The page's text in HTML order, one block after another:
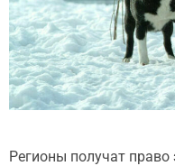
Регионы получат